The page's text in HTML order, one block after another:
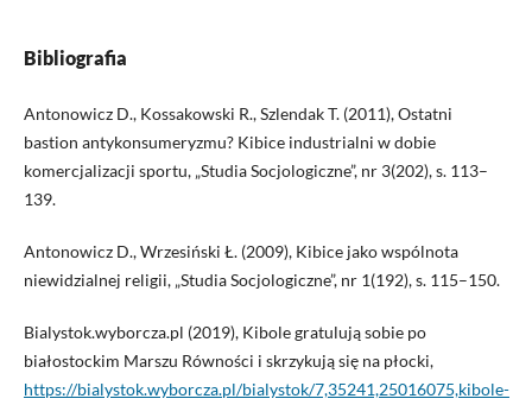
Bibliografia
Antonowicz D., Kossakowski R., Szlendak T. (2011), Ostatni
bastion antykonsumeryzmu? Kibice industrialni w dobie
komercjalizacji sportu, „Studia Socjologiczne”, nr 3(202), s. 113–
139.
Antonowicz D., Wrzesiński Ł. (2009), Kibice jako wspólnota
niewidzialnej religii, „Studia Socjologiczne”, nr 1(192), s. 115–150.
Bialystok.wyborcza.pl (2019), Kibole gratulują sobie po
białostockim Marszu Równości i skrzykują się na płocki,
https://bialystok.wyborcza.pl/bialystok/7,35241,25016075,kibole-